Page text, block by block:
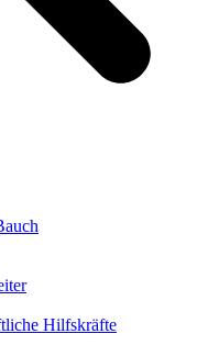
Hilfskräfte